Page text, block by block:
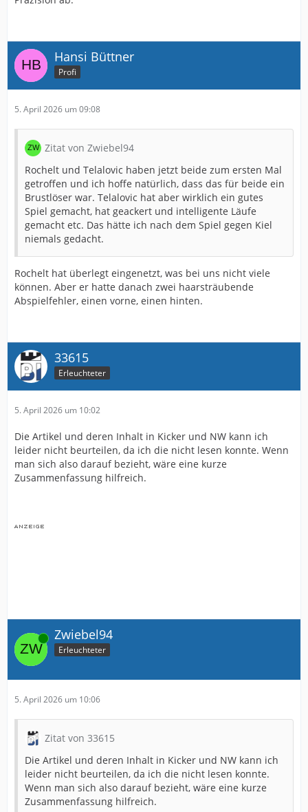
Hansi Büttner
Profi
5. April 2026 um 09:08
Zitat von Zwiebel94
Rochelt und Telalovic haben jetzt beide zum ersten Mal
getroffen und ich hoffe natürlich, dass das für beide ein
Brustlöser war. Telalovic hat aber wirklich ein gutes
Spiel gemacht, hat geackert und intelligente Läufe
gemacht etc. Das hätte ich nach dem Spiel gegen Kiel
niemals gedacht.
Rochelt hat überlegt eingenetzt, was bei uns nicht viele
können. Aber er hatte danach zwei haarsträubende
Abspielfehler, einen vorne, einen hinten.
33615
Erleuchteter
5. April 2026 um 10:02
Die Artikel und deren Inhalt in Kicker und NW kann ich
leider nicht beurteilen, da ich die nicht lesen konnte. Wenn
man sich also darauf bezieht, wäre eine kurze
Zusammenfassung hilfreich.
Online Zwiebel94
Erleuchteter
5. April 2026 um 10:06
Zitat von 33615
Die Artikel und deren Inhalt in Kicker und NW kann ich
leider nicht beurteilen, da ich die nicht lesen konnte.
Wenn man sich also darauf bezieht, wäre eine kurze
Zusammenfassung hilfreich.